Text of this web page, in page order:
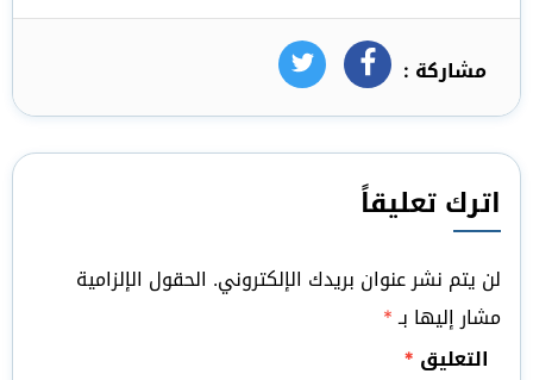
مشاركة : فيسبوكتويتر
اترك تعليقاً
لن يتم نشر عنوان بريدك الإلكتروني. الحقول الإلزامية
مشار إليها بـ*
التعليق *